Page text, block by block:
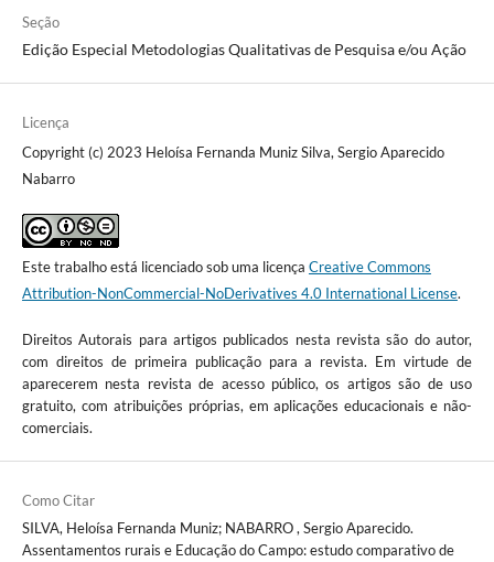
Seção
Edição Especial Metodologias Qualitativas de Pesquisa e/ou Ação
Licença
Copyright (c) 2023 Heloísa Fernanda Muniz Silva, Sergio Aparecido
Nabarro
Este trabalho está licenciado sob uma licença Creative Commons
Attribution-NonCommercial-NoDerivatives 4.0 International License.
Direitos Autorais para artigos publicados nesta revista são do autor,
com direitos de primeira publicação para a revista. Em virtude de
aparecerem nesta revista de acesso público, os artigos são de uso
gratuito, com atribuições próprias, em aplicações educacionais e não-
comerciais.
Como Citar
SILVA, Heloísa Fernanda Muniz; NABARRO , Sergio Aparecido.
Assentamentos rurais e Educação do Campo: estudo comparativo de